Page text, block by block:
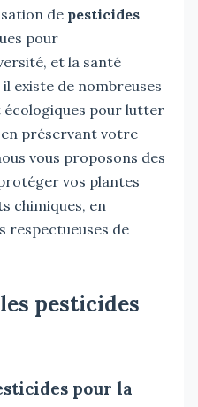
de pesticides
pour
et la santé
existe de nombreuses
pour lutter
préservant votre
vous proposons des
vos plantes
chimiques, en
respectueuses de
pesticides
pour la